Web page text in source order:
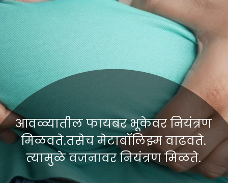
आवळ्यातील फायबर भूकेवर नियंत्रण
मिळवते.तसेच मेटाबॉलिझ्म वाढवते.
त्यामुळे वजनावर नियंत्रण मिळते.